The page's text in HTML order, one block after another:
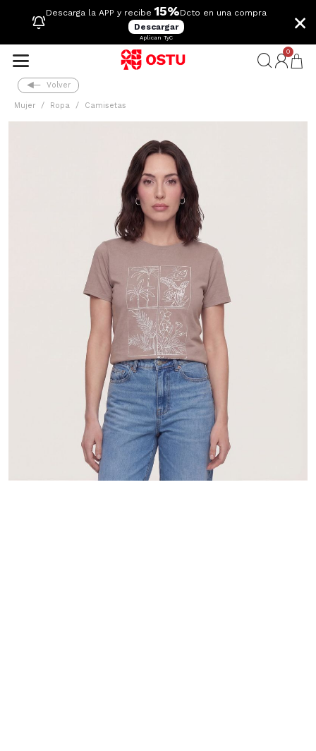
Descarga la APP y recibe 15%Dcto en una compra
Descargar
Aplican TyC
×
0
Volver
Mujer Ropa Camisetas